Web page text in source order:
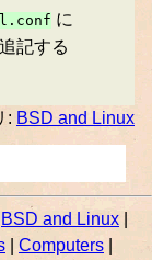
に
記する
: BSD and Linux
BSD and Linux
Computers